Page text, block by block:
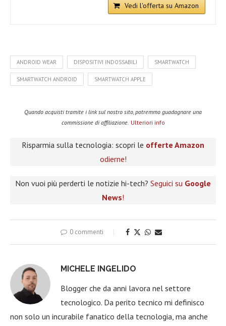
Vedi l'offerta su Amazon
ANDROID WEAR DISPOSITIVI INDOSSABILI SMARTWATCH
SMARTWATCH ANDROID SMARTWATCH APPLE
Quando acquisti tramite i link sul nostro sito, potremmo guadagnare una
commissione di affiliazione. Ulteriori info
Risparmia sulla tecnologia: scopri le offerte Amazon
odierne!
Non vuoi più perderti le notizie hi-tech? Seguici su Google
News!
0 commenti
MICHELE INGELIDO
Blogger che da anni lavora nel settore
tecnologico. Da perito tecnico mi definisco
non solo un incurabile fanatico della tecnologia, ma anche